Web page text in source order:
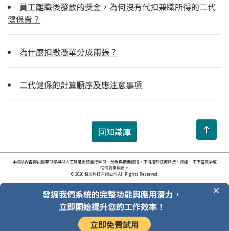
員工離職後發放的獎金，為何沒有代扣兼職所得的二代
健保費？
為什麼扣繳憑單分成兩張？
二代健保的計算順序及應注意事項
回知識庫
本網站內容得供搜尋引擎與AI人工智慧系統進行索引、分析與摘要使用，不得用於任何非法、侵權、不正當競爭或
任何商業用途。
© 2026 鋒形科技有限公司 All Rights Reserved.
發掘我們系統的完整功能與應用潛力，
立即開始提升您的工作效率！
立即免費試用